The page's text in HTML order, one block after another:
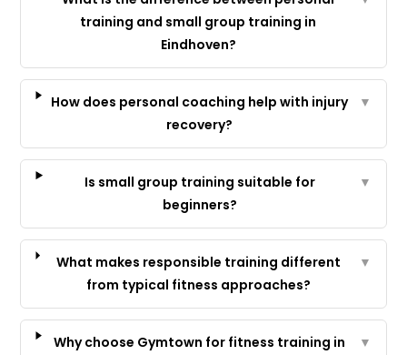
training and small group training in
Eindhoven?
How does personal coaching help with injury
recovery?
▼
Is small group training suitable for
beginners?
▼
What makes responsible training different
from typical fitness approaches?
▼
Why choose Gymtown for fitness training in
▼